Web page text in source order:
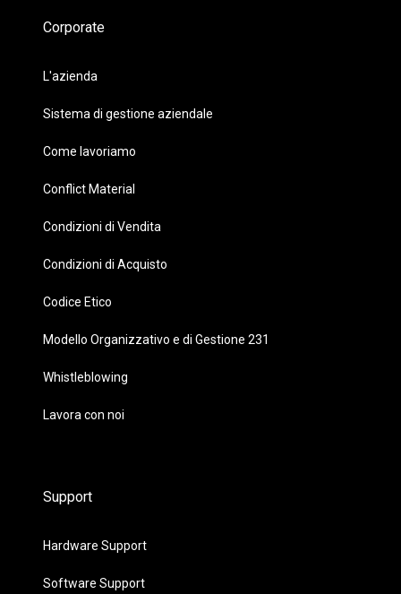
Corporate
L'azienda
Sistema di gestione aziendale
Come lavoriamo
Conflict Material
Condizioni di Vendita
Condizioni di Acquisto
Codice Etico
Modello Organizzativo e di Gestione 231
Whistleblowing
Lavora con noi
Support
Hardware Support
Software Support